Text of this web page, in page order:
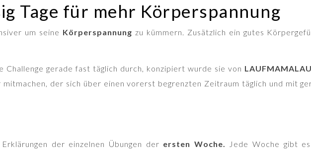
Tage für mehr Körperspannung
um seine Körperspannung zu kümmern. Zusätzlich ein gutes
Challenge gerade fast täglich durch, konzipiert wurde sie von
der sich über einen vorerst begrenzten Zeitraum täglich und mit
der einzelnen Übungen der ersten Woche. Jede Woche gibt